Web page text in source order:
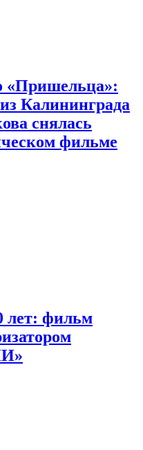
«Пришельца»:
Калининграда
снялась
фильме
лет: фильм